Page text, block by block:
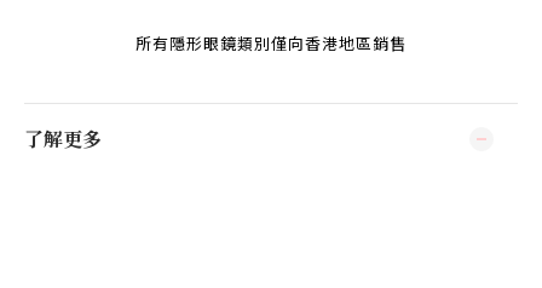
所有隱形眼鏡類別僅向香港地區銷售
了解更多